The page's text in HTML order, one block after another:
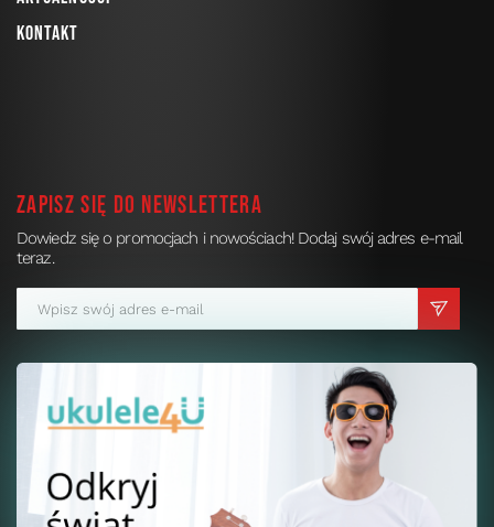
Kontakt
Zapisz się do newslettera
Dowiedz się o promocjach i nowościach! Dodaj swój adres e-mail
teraz.